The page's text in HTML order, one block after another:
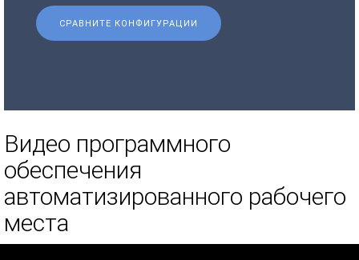
СРАВНИТЕ КОНФИГУРАЦИИ
Видео программного
обеспечения
автоматизированного рабочего
места